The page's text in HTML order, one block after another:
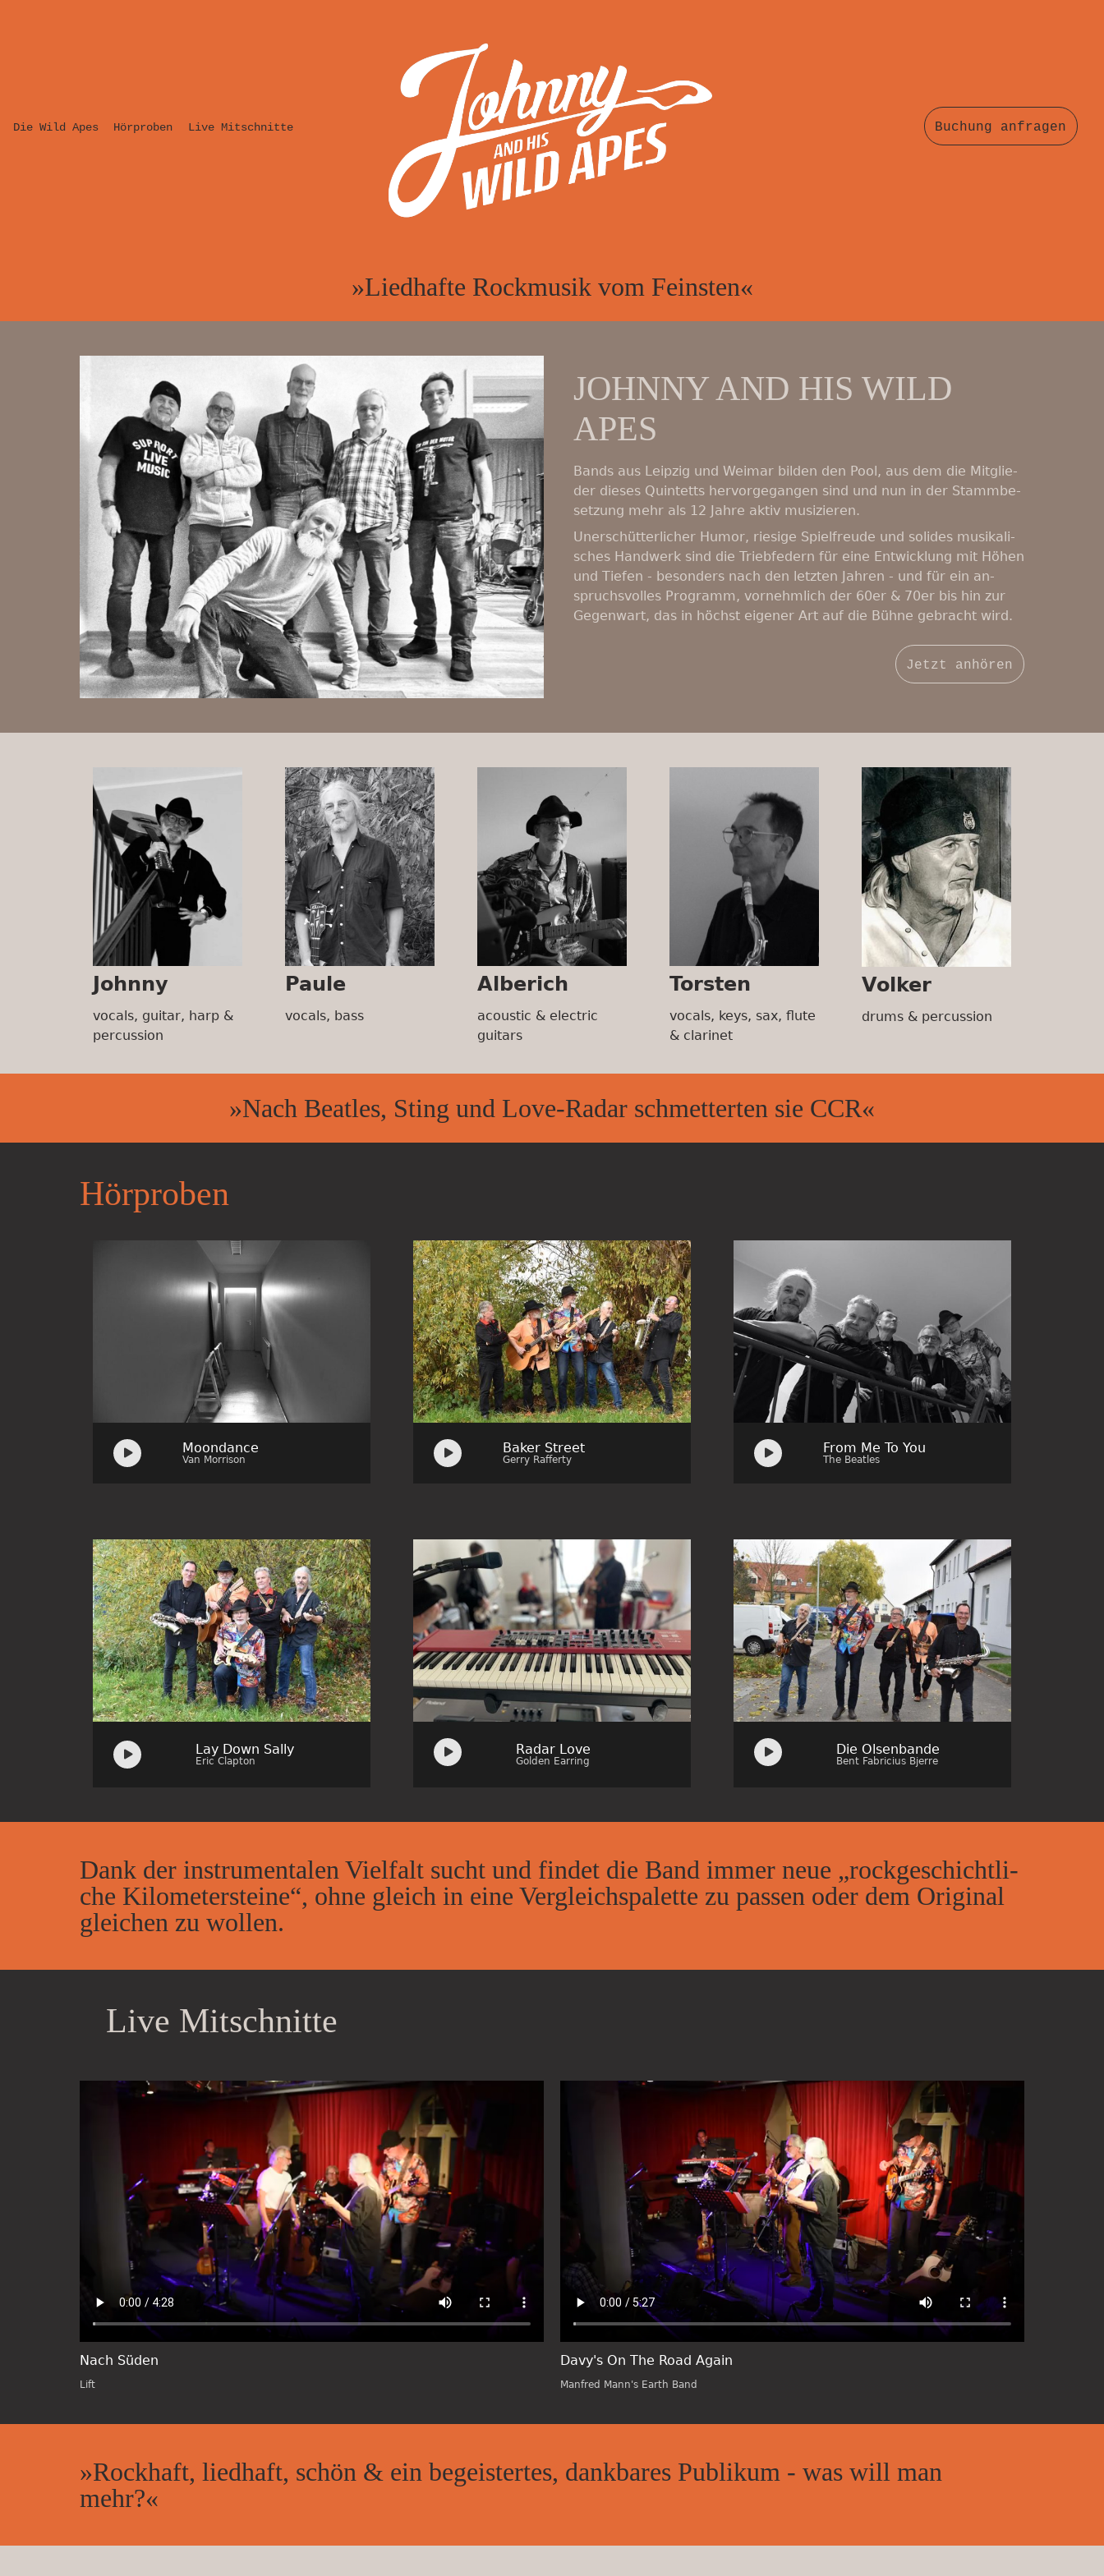
Die Wild Apes Hörproben Live Mitschnitte Buchung anfragen
»Liedhafte Rockmusik vom Feinsten«
JOHNNY AND HIS WILD
APES
Bands aus Leipzig und Weimar bilden den Pool, aus dem die Mit­glie­
der dieses Quintetts her­vor­ge­gan­gen sind und nun in der Stamm­be­
set­zung mehr als 12 Jah­re aktiv mu­si­zie­ren.
Unerschütterlicher Humor, rie­si­ge Spiel­freu­de und so­li­des mu­si­ka­li­
sches Hand­werk sind die Trieb­fe­dern für eine Ent­wick­lung mit Höhen
und Tiefen - besonders nach den letzten Jahren - und für ein an­
spruchs­vol­les Pro­gramm, vor­neh­mlich der 60er & 70er bis hin zur
Ge­gen­wart, das in höchst eigener Art auf die Bühne ge­bracht wird.
Jetzt anhören
Johnny
vocals, guitar, harp &
percussion
Paule
vocals, bass
Alberich
acoustic & electric
guitars
Torsten
vocals, keys, sax, flute
& clarinet
Volker
drums & percussion
»Nach Beatles, Sting und Love-Radar schmet­ter­ten sie CCR«
Hör­pro­ben
Audio
Player
Moondance
Van Morrison
Audio
Player
Baker Street
Gerry Rafferty
Audio
Player
From Me To You
The Beatles
Audio
Player
Lay Down Sally
Eric Clapton
Audio
Player
Radar Love
Golden Earring
Audio
Player
Die Olsenbande
Bent Fabricius Bjerre
Dank der in­stru­men­ta­len Viel­falt sucht und fin­det die Band im­mer neue „rock­ge­schicht­li­
che Ki­lo­me­ter­stei­ne“, ohne gleich in eine Ver­gleichs­pa­let­te zu pas­sen oder dem Ori­gi­nal
glei­chen zu wol­len.
Live Mit­schnit­te
Nach Süden
Lift
Davy's On The Road Again
Manfred Mann's Earth Band
»Rockhaft, liedhaft, schön & ein be­gei­ster­tes, dank­ba­res Pu­bli­kum - was will man
mehr?«